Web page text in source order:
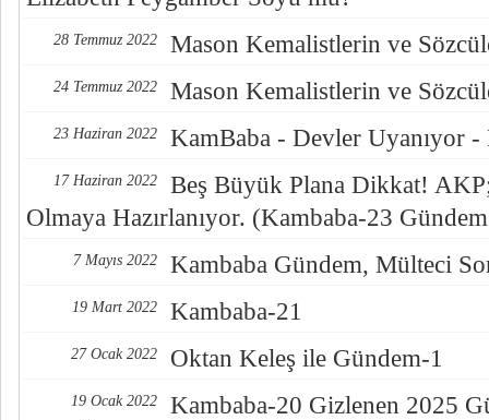
28 Temmuz 2022 Mason Kemalistlerin ve
24 Temmuz 2022 Mason Kemalistlerin ve
23 Haziran 2022 KamBaba - Devler Uyanıyor
17 Haziran 2022
Beş Büyük Plana Dikkat!
Olmaya Hazırlanıyor. (Kambaba-23
7 Mayıs 2022 Kambaba Gündem, Mülteci
19 Mart 2022 Kambaba-21
27 Ocak 2022 Oktan Keleş ile Gündem-1
19 Ocak 2022
Kambaba-20 Gizlenen 2025